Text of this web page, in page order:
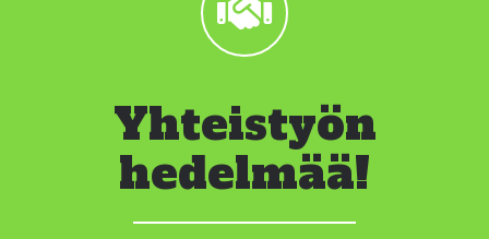
Yhteistyön
hedelmää!